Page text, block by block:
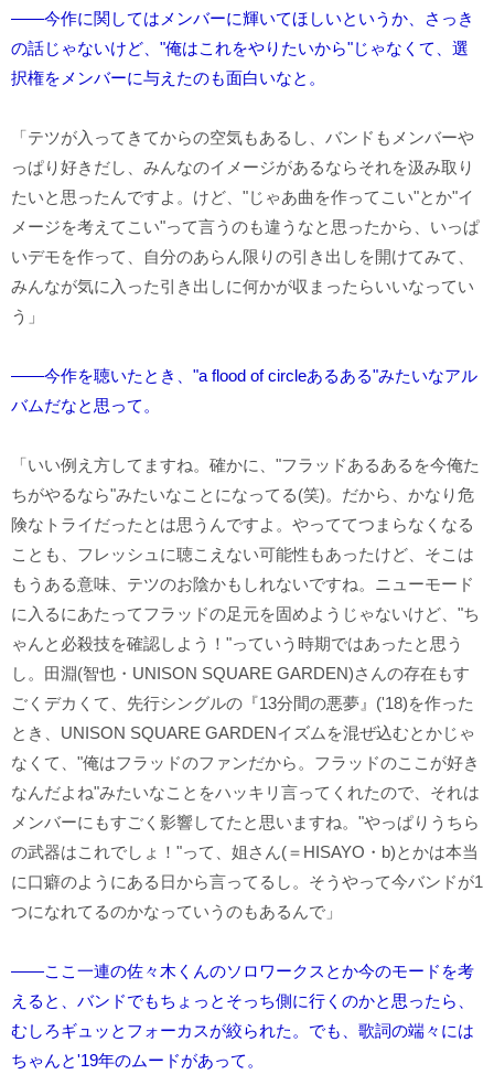
――今作に関してはメンバーに輝いてほしいというか、さっき
の話じゃないけど、"俺はこれをやりたいから"じゃなくて、選
択権をメンバーに与えたのも面白いなと。
「テツが入ってきてからの空気もあるし、バンドもメンバーや
っぱり好きだし、みんなのイメージがあるならそれを汲み取り
たいと思ったんですよ。けど、"じゃあ曲を作ってこい"とか"イ
メージを考えてこい"って言うのも違うなと思ったから、いっぱ
いデモを作って、自分のあらん限りの引き出しを開けてみて、
みんなが気に入った引き出しに何かが収まったらいいなってい
う」
――今作を聴いたとき、"a flood of circleあるある"みたいなアル
バムだなと思って。
「いい例え方してますね。確かに、"フラッドあるあるを今俺た
ちがやるなら"みたいなことになってる(笑)。だから、かなり危
険なトライだったとは思うんですよ。やっててつまらなくなる
ことも、フレッシュに聴こえない可能性もあったけど、そこは
もうある意味、テツのお陰かもしれないですね。ニューモード
に入るにあたってフラッドの足元を固めようじゃないけど、"ち
ゃんと必殺技を確認しよう！"っていう時期ではあったと思う
し。田淵(智也・UNISON SQUARE GARDEN)さんの存在もす
ごくデカくて、先行シングルの『13分間の悪夢』('18)を作った
とき、UNISON SQUARE GARDENイズムを混ぜ込むとかじゃ
なくて、"俺はフラッドのファンだから。フラッドのここが好き
なんだよね"みたいなことをハッキリ言ってくれたので、それは
メンバーにもすごく影響してたと思いますね。"やっぱりうちら
の武器はこれでしょ！"って、姐さん(＝HISAYO・b)とかは本当
に口癖のようにある日から言ってるし。そうやって今バンドが1
つになれてるのかなっていうのもあるんで」
――ここ一連の佐々木くんのソロワークスとか今のモードを考
えると、バンドでもちょっとそっち側に行くのかと思ったら、
むしろギュッとフォーカスが絞られた。でも、歌詞の端々には
ちゃんと'19年のムードがあって。